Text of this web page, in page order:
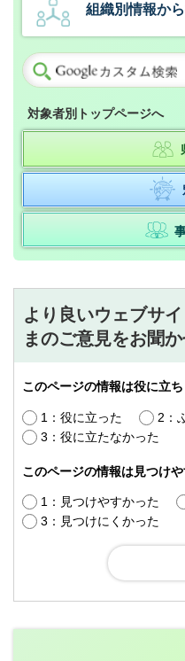
組織別情報か
対象者別トップページへ
より良いウェブサ
まのご意見をお聞
このページの情報は役に立
1：役に立った
2：
3：役に立たなかった
このページの情報は見つけ
1：見つけやすかった
3：見つけにくかった